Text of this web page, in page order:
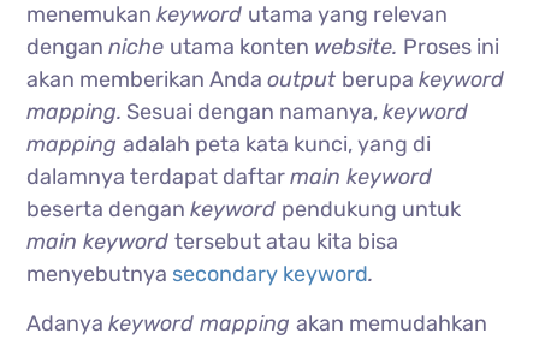
menemukankeyword utama yang relevan
denganniche utama konten website. Proses ini
akan memberikan Andaoutput berupakeyword
mapping. Sesuai dengan namanya,keyword
mappingadalah peta kata kunci, yang di
dalamnya terdapat daftarmain keyword
beserta dengankeyword pendukung untuk
main keywordtersebut atau kita bisa
menyebutnya secondary keyword.
Adanyakeyword mappingakan memudahkan